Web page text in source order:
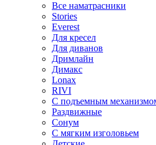
Все наматрасники
Stories
Everest
Для кресел
Для диванов
Дримлайн
Димакс
Lonax
RIVI
С подъемным
Раздвижные
Сонум
С мягким изголовьем